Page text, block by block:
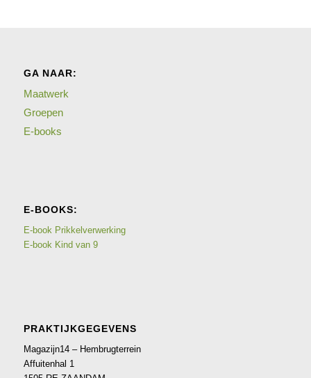
GA NAAR:
Maatwerk
Groepen
E-books
E-BOOKS:
E-book Prikkelverwerking
E-book Kind van 9
PRAKTIJKGEGEVENS
Magazijn14 – Hembrugterrein
Affuitenhal 1